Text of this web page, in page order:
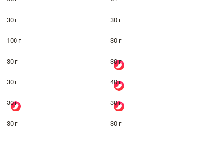
30 г 30 г
100 г 30 г
30 г 30 г
30 г 40 г
30 г 30 г
30 г 30 г